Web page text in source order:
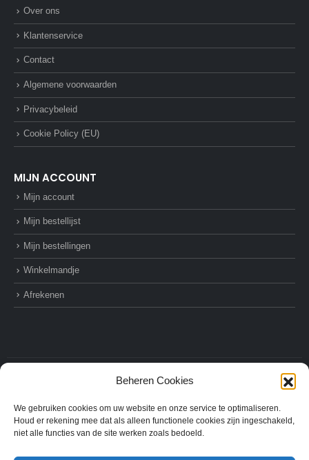
Beheren Cookies
We gebruiken cookies om uw website en onze service te optimaliseren.
Houd er rekening mee dat als alleen functionele cookies zijn ingeschakeld,
niet alle functies van de site werken zoals bedoeld.
Over ons
Klantenservice
Contact
Algemene voorwaarden
Privacybeleid
Cookie Policy (EU)
MIJN ACCOUNT
Mijn account
Mijn bestellijst
Mijn bestellingen
Winkelmandje
Afrekenen
© AZ-Supplies. 2022. All Rights Reserved